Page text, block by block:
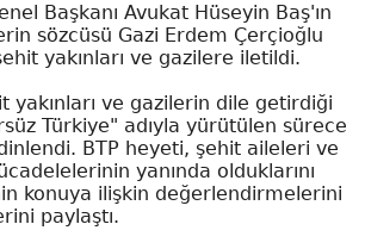
Başkanı Avukat Hüseyin Baş'ın
sözcüsü Gazi Erdem Çerçioğlu
yakınları ve gazilere iletildi.
yakınları ve gazilerin dile getirdiği
Türkiye" adıyla yürütülen sürece
BTP heyeti, şehit aileleri ve
yanında olduklarını
konuya ilişkin değerlendirmelerini
paylaştı.